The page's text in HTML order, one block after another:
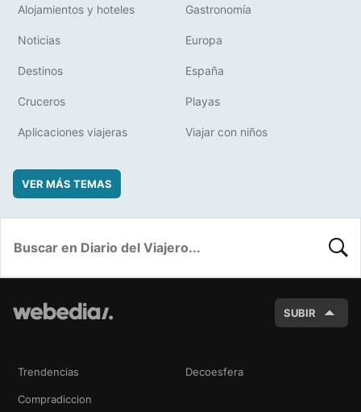
Alojamientos y hoteles Gastronomía
Noticias Europa
Destinos España
Cruceros Playas
Aplicaciones viajeras Viajar con niños
VER MÁS TEMAS
SUBIR
Trendencias Decoesfera
Compradiccion